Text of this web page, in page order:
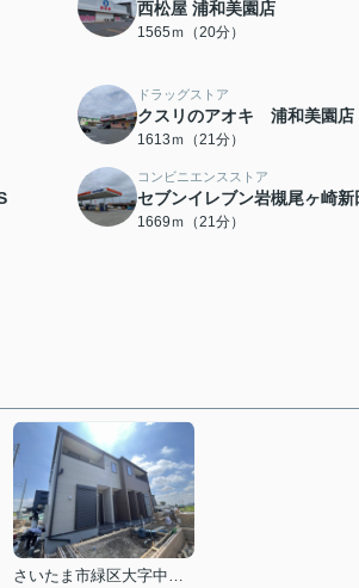
西松屋 浦和美園店
1565ｍ（20分）
ドラッグストア
クスリのアオキ 浦和美園店
1613ｍ（21分）
コンビニエンスストア
セブンイレブン岩槻尾ヶ崎新
1669ｍ（21分）
さいたま市緑区大字中野田